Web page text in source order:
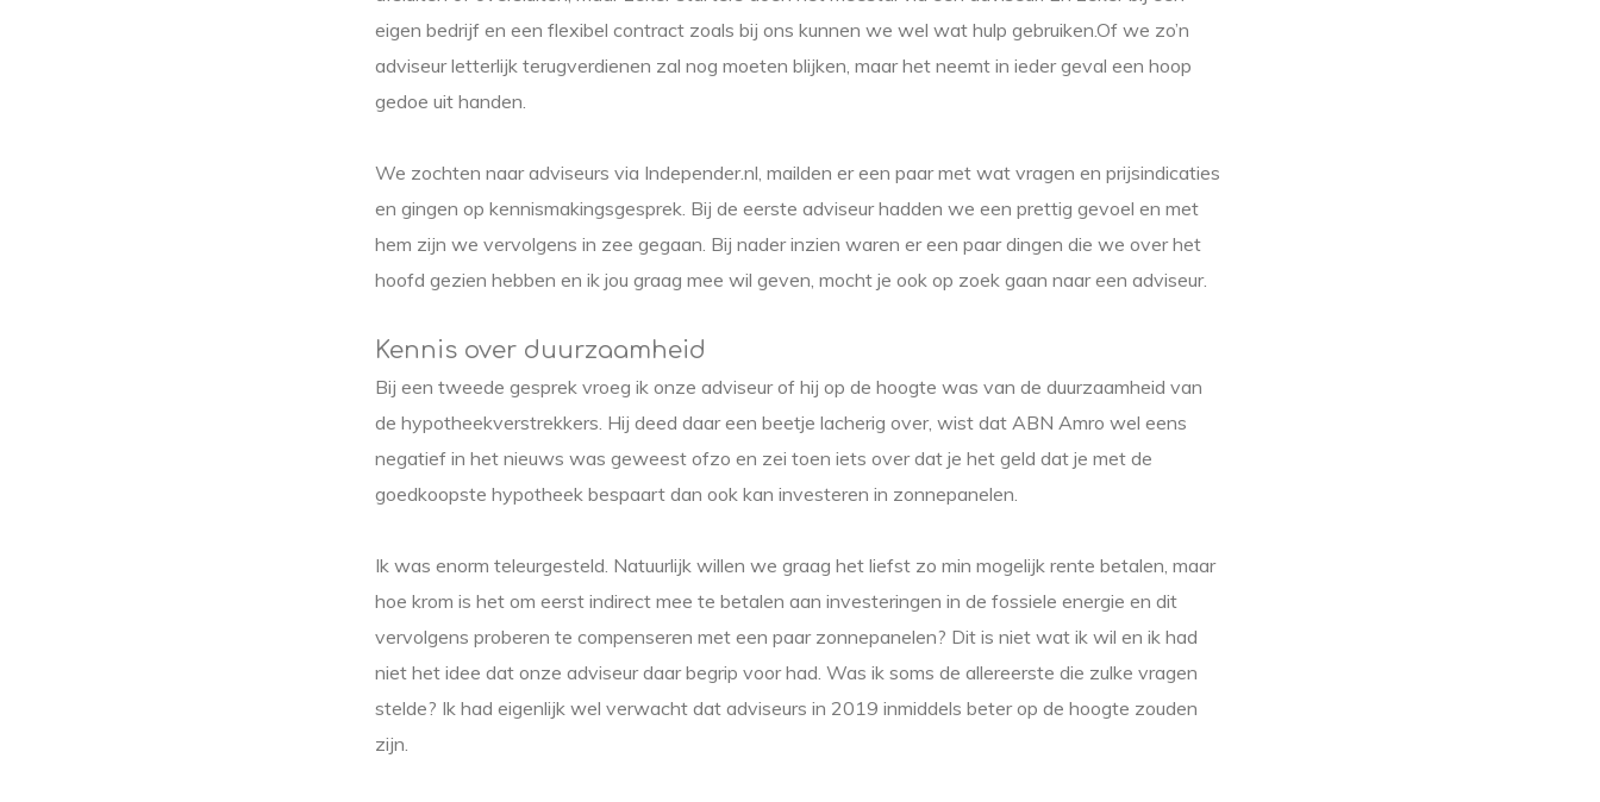
eigen bedrijf en een flexibel contract zoals bij ons kunnen we wel wat hulp gebruiken.Of we zo’n
adviseur letterlijk terugverdienen zal nog moeten blijken, maar het neemt in ieder geval een hoop
gedoe uit handen.
We zochten naar adviseurs via Independer.nl, mailden er een paar met wat vragen en prijsindicaties
en gingen op kennismakingsgesprek. Bij de eerste adviseur hadden we een prettig gevoel en met
hem zijn we vervolgens in zee gegaan. Bij nader inzien waren er een paar dingen die we over het
hoofd gezien hebben en ik jou graag mee wil geven, mocht je ook op zoek gaan naar een adviseur.
Kennis over duurzaamheid
Bij een tweede gesprek vroeg ik onze adviseur of hij op de hoogte was van de duurzaamheid van
de hypotheekverstrekkers. Hij deed daar een beetje lacherig over, wist dat ABN Amro wel eens
negatief in het nieuws was geweest ofzo en zei toen iets over dat je het geld dat je met de
goedkoopste hypotheek bespaart dan ook kan investeren in zonnepanelen.
Ik was enorm teleurgesteld. Natuurlijk willen we graag het liefst zo min mogelijk rente betalen, maar
hoe krom is het om eerst indirect mee te betalen aan investeringen in de fossiele energie en dit
vervolgens proberen te compenseren met een paar zonnepanelen? Dit is niet wat ik wil en ik had
niet het idee dat onze adviseur daar begrip voor had. Was ik soms de allereerste die zulke vragen
stelde? Ik had eigenlijk wel verwacht dat adviseurs in 2019 inmiddels beter op de hoogte zouden
zijn.